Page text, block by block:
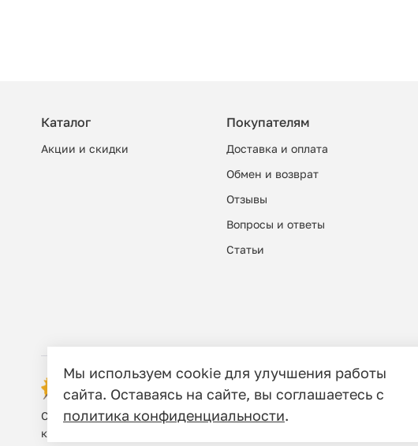
Каталог
Акции и скидки
Покупателям
Доставка и оплата
Обмен и возврат
Отзывы
Вопросы и ответы
Cтатьи
© 2006 - 2026 Этно-шоп, Интернет-магазин
Сайт носит исключительно информационный характер, и ни при
кодекса Российской Федерации
Мы используем cookie для улучшения работы
сайта. Оставаясь на сайте, вы соглашаетесь с
политика конфиденциальности.